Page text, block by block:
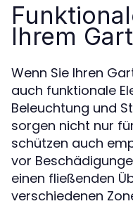
Ihrem
Wenn Sie Ihren
auch funktionale
Beleuchtung und
sorgen nicht nur
schützen auch
vor
einen fließenden
verschiedenen